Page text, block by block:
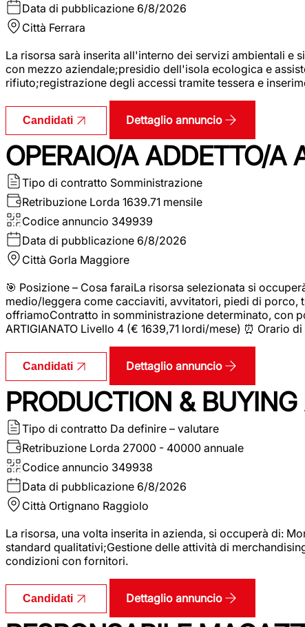
Data di pubblicazione 6/8/2026
Città Ferrara
La risorsa sarà inserita all'interno dei servizi ambientali
con mezzo aziendale;presidio dell'isola ecologica e
rifiuto;registrazione degli accessi tramite tessera e
Candidati Dettaglio annuncio
OPERAIO/A ADDETTO/A
Tipo di contratto Somministrazione
Retribuzione Lorda 1639.71 mensile
Codice annuncio 349939
Data di pubblicazione 6/8/2026
Città Gorla Maggiore
🎯 Posizione – Cosa faraiLa risorsa selezionata si
medio/leggera come cacciaviti, avvitatori, piedi di porco,
offriamoContratto in somministrazione determinato, con
ARTIGIANATO Livello 4 (€ 1639,71 lordi/mese) ⏰ Orario
Candidati Dettaglio annuncio
PRODUCTION &
Tipo di contratto Da definire – valutare
Retribuzione Lorda 27000 - 40000 annuale
Codice annuncio 349938
Data di pubblicazione 6/8/2026
Città Ortignano Raggiolo
La risorsa, una volta inserita in azienda, si occuperà di:
standard qualitativi;Gestione delle attività di
condizioni con fornitori.
Candidati Dettaglio annuncio